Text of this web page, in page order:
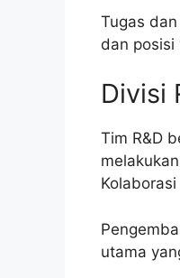
Tugas
dan posisi
Divisi
Tim R&D
utama